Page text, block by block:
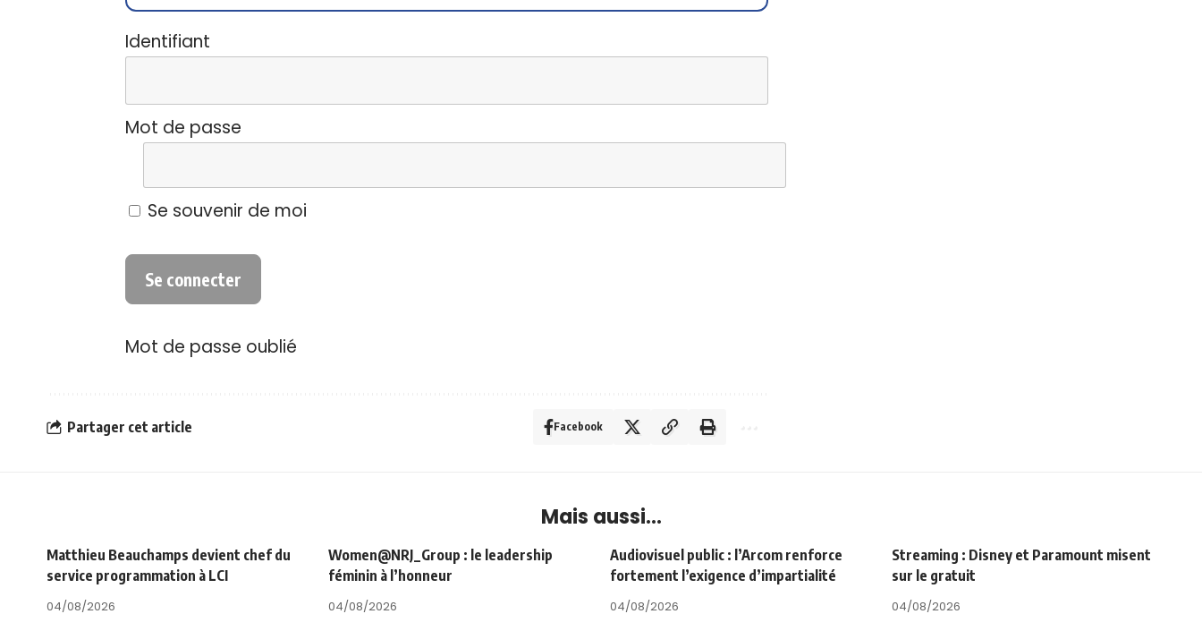
Identifiant
Mot de passe
Se souvenir de moi
Mot de passe oublié
Partager cet article Facebook
Mais aussi...
Matthieu Beauchamps devient chef du
service programmation à LCI
04/08/2026
Women@NRJ_Group : le leadership
féminin à l’honneur
04/08/2026
Audiovisuel public : l’Arcom renforce
fortement l’exigence d’impartialité
04/08/2026
Streaming : Disney et Paramount misent
sur le gratuit
04/08/2026